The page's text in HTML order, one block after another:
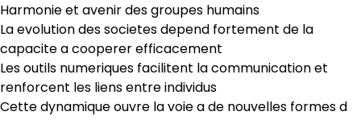
Harmonie et avenir des groupes humains
La evolution des societes depend fortement de la
capacite a cooperer efficacement
Les outils numeriques facilitent la communication et
renforcent les liens entre individus
Cette dynamique ouvre la voie a de nouvelles formes d